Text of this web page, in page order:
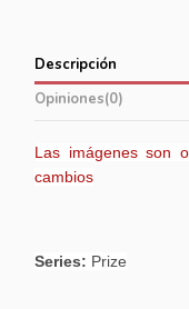
Descripción
Opiniones(0)
Las imágenes son
cambios
Series: Prize